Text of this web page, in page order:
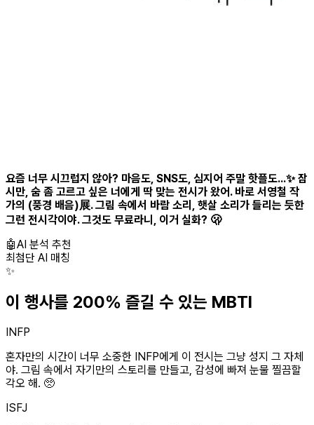
요즘 너무 시끄럽지 않아? 마음도, SNS도, 심지어 주말 핫플도...✨ 잠
시만, 숨 좀 고르고 싶은 너에게 딱 맞는 전시가 왔어. 바로 서영철 작
가의 (풍경 배음)展. 그림 속에서 바람 소리, 햇살 소리가 들리는 듯한
그런 전시각이야. 그것도 무료라니, 이거 실화? 🫢
🤖AI 분석 추천
최첨단 AI 매칭
✨
이 행사를 200% 즐길 수 있는 MBTI
INFP
혼자만의 시간이 너무 소중한 INFP에게 이 전시는 그냥 성지 그 자체
야. 그림 속에서 자기만의 스토리를 만들고, 감성에 빠져 눈물 찔끔할
각오 해. 🥺
ISFJ